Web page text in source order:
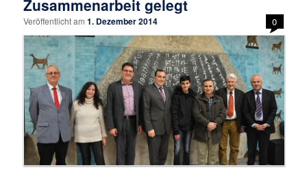
Zusammenarbeit gelegt
Veröffentlicht am1. Dezember 2014 0